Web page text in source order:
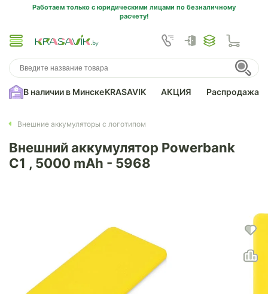
Работаем только с юридическими лицами по безналичному
расчету!
В наличии в МинскеKRASAVIK АКЦИЯ Распродажа
Внешние аккумуляторы с логотипом
Внешний аккумулятор Powerbank
C1 , 5000 mAh - 5968